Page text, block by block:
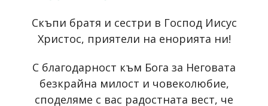
Скъпи братя и сестри в Господ Иисус
Христос, приятели на енорията ни!
С благодарност към Бога за Неговата
безкрайна милост и човеколюбие,
споделяме с вас радостната вест, че